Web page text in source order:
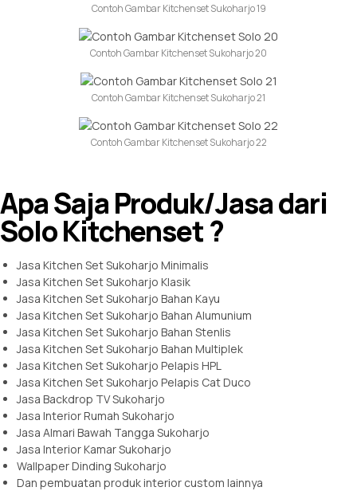
Contoh Gambar Kitchenset Sukoharjo 19
Contoh Gambar Kitchenset Sukoharjo 20
Contoh Gambar Kitchenset Sukoharjo 21
Contoh Gambar Kitchenset Sukoharjo 22
Apa Saja Produk/Jasa dari
Solo Kitchenset ?
Jasa Kitchen Set Sukoharjo Minimalis
Jasa Kitchen Set Sukoharjo Klasik
Jasa Kitchen Set Sukoharjo Bahan Kayu
Jasa Kitchen Set Sukoharjo Bahan Alumunium
Jasa Kitchen Set Sukoharjo Bahan Stenlis
Jasa Kitchen Set Sukoharjo Bahan Multiplek
Jasa Kitchen Set Sukoharjo Pelapis HPL
Jasa Kitchen Set Sukoharjo Pelapis Cat Duco
Jasa Backdrop TV Sukoharjo
Jasa Interior Rumah Sukoharjo
Jasa Almari Bawah Tangga Sukoharjo
Jasa Interior Kamar Sukoharjo
Wallpaper Dinding Sukoharjo
Dan pembuatan produk interior custom lainnya